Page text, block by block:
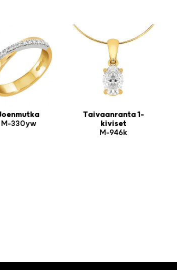
M-330yw
Taivaanranta 1-
kiviset
M-946k